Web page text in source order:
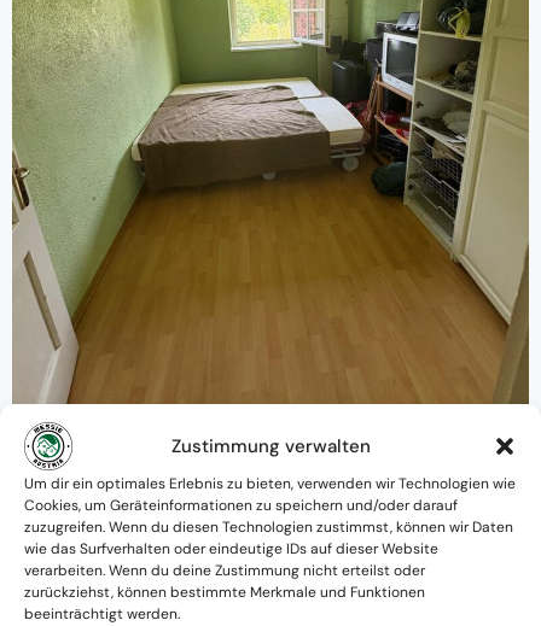
Zustimmung verwalten
Um dir ein optimales Erlebnis zu bieten, verwenden wir Technologien wie
Cookies, um Geräteinformationen zu speichern und/oder darauf
zuzugreifen. Wenn du diesen Technologien zustimmst, können wir Daten
wie das Surfverhalten oder eindeutige IDs auf dieser Website
verarbeiten. Wenn du deine Zustimmung nicht erteilst oder
zurückziehst, können bestimmte Merkmale und Funktionen
beeinträchtigt werden.
Warum MessieAustria ?
Ein Team mit psychologischem
Verständnis und praktischem Know-how
Verfügbarkeit: Österreichweit